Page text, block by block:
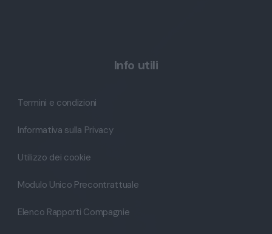
Info utili
Termini e condizioni
Informativa sulla Privacy
Utilizzo dei cookie
Modulo Unico Precontrattuale
Elenco Rapporti Compagnie